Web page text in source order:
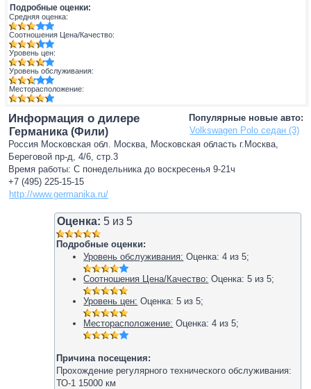
Подробные оценки:
Средняя оценка:
Соотношения Цена/Качество:
Уровень цен:
Уровень обслуживания:
Месторасположение:
Популярные новые авто:
Volkswagen Polo седан (3)
Информация о дилере
Германика (Фили)
Россия Московская обл. Москва, Московская область г.Москва,
Береговой пр-д, 4/6, стр.3
Время работы: С понедельника до воскресенья 9-21ч
+7 (495) 225-15-15
http://www.germanika.ru/
Оценка: 5 из5
Подробные оценки:
Уровень обслуживания: Оценка:4 из5;
Соотношения Цена/Качество: Оценка:5 из5;
Уровень цен: Оценка:5 из5;
Месторасположение: Оценка:4 из5;
Причина посещения:
Прохождение регулярного технического обслуживания:
ТО-1 15000 км